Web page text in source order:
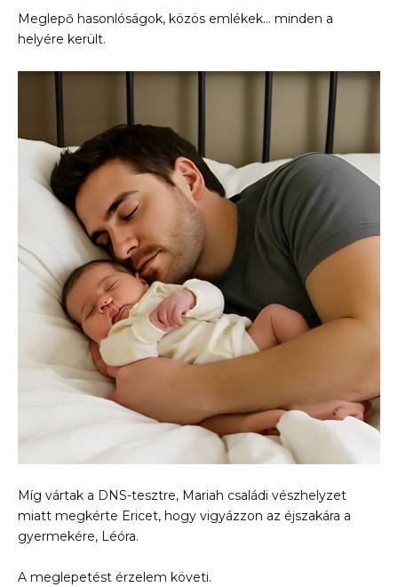
Meglepő hasonlóságok, közös emlékek… minden a
helyére került.
Míg vártak a DNS-tesztre, Mariah családi vészhelyzet
miatt megkérte Ericet, hogy vigyázzon az éjszakára a
gyermekére, Léóra.
A meglepetést érzelem követi.